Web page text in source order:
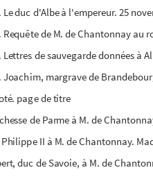
Le duc d'Albe à l'empereur. 25
Requête de M. de Chantonnay au
Lettres de sauvegarde données
Joachim, margrave de
page de titre
de Parme à M. de
II à M. de Chantonnay.
duc de Savoie, à M. de